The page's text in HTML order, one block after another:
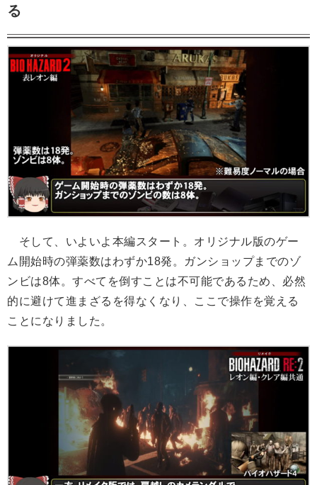
る
そして、いよいよ本編スタート。オリジナル版のゲー
ム開始時の弾薬数はわずか18発。ガンショップまでのゾ
ンビは8体。すべてを倒すことは不可能であるため、必然
的に避けて進まざるを得なくなり、ここで操作を覚える
ことになりました。